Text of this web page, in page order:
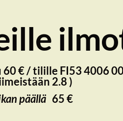
60 € / tilille FI53 4006
2.8 )
päällä65 €